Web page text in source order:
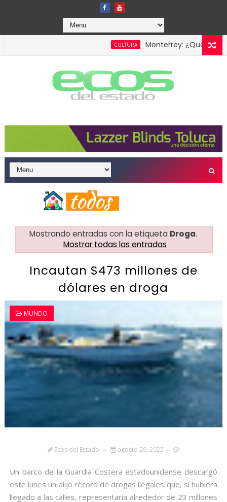
CULTURA Monterrey: ¿Qué visitar en
Mostrando entradas con la etiqueta Droga.
Mostrar todas las entradas
Incautan $473 millones de
dólares en droga
MUNDO
Ecos del Estado agosto 26, 2025
Un barco de la Guardia Costera estadounidense descargó
este lunes un alijo récord de drogas ilegales que, si hubiera
llegado a las calles, representaría alrededor de 23 millones